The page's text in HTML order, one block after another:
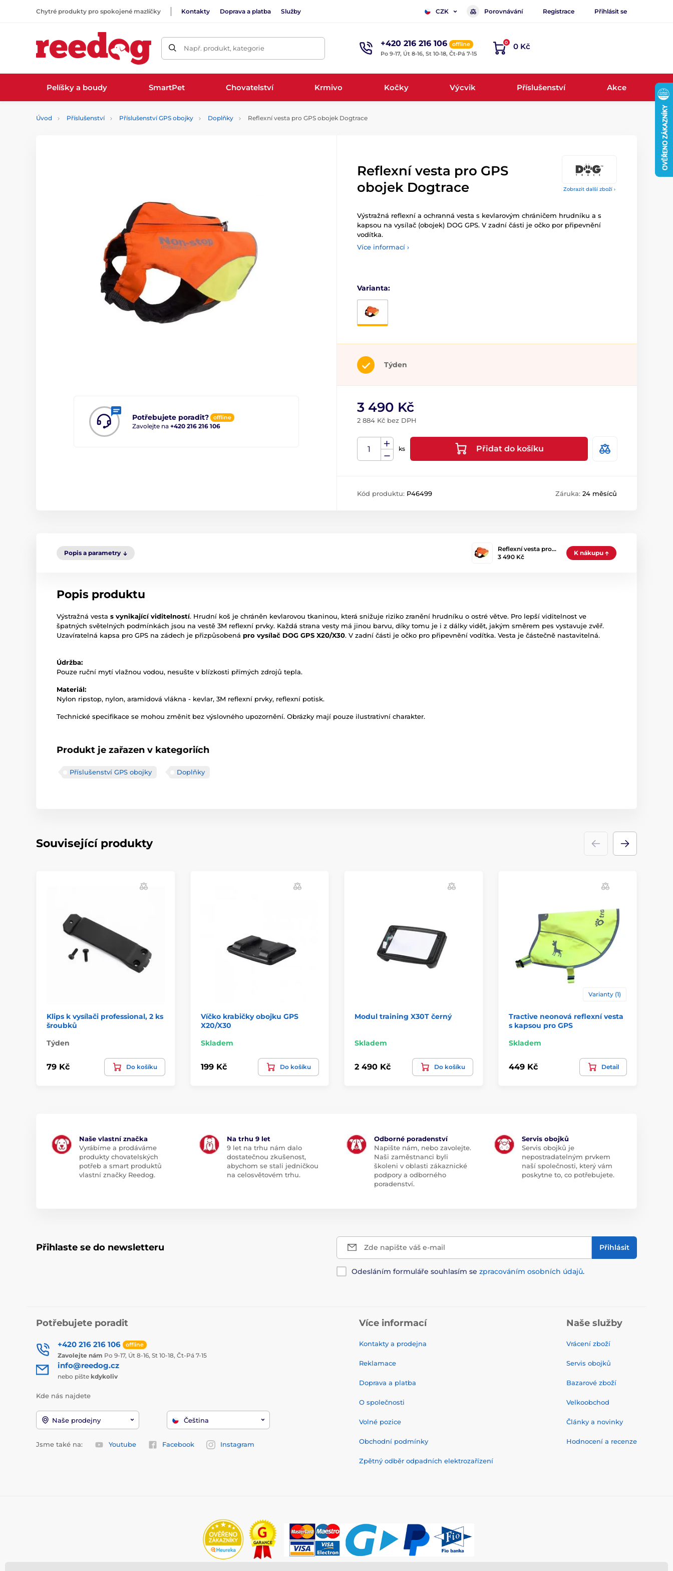
Chytré produkty pro spokojené mazlíčky Kontakty Doprava a platba Služby CZK Porovnávání Registrace Přihlásit se
Např. produkt, kategorie +420 216 216 106
offline
Po 9-17, Út 8-16, St 10-18, Čt-Pá 7-15
0 0 Kč
Pelíšky a boudy SmartPet Chovatelství Krmivo Kočky Výcvik Příslušenství Akce
Úvod Příslušenství Příslušenství GPS obojky Doplňky Reflexní vesta pro GPS obojek Dogtrace
Zobrazit další zboží ›
Potřebujete poradit? offline
Zavolejte na +420 216 216 106
Reflexní vesta pro GPS
obojek Dogtrace
Výstražná reflexní a ochranná vesta s kevlarovým chráničem hrudníku a s
kapsou na vysílač (obojek) DOG GPS. V zadní části je očko por připevnění
vodítka.
Více informací ›
Varianta:
Týden
3 490 Kč
2 884 Kč bez DPH
ks Přidat do košíku
Kód produktu: P46499 Záruka: 24 měsíců
Popis a parametry
Reflexní vesta pro…
3 490 Kč
K nákupu
Popis produktu
Výstražná vesta s vynikající viditelností. Hrudní koš je chráněn kevlarovou tkaninou, která snižuje riziko zranění hrudníku o ostré větve. Pro lepší viditelnost ve
špatných světelných podmínkách jsou na vestě 3M reflexní prvky. Každá strana vesty má jinou barvu, díky tomu je i z dálky vidět, jakým směrem pes vystavuje zvěř.
Uzavíratelná kapsa pro GPS na zádech je přizpůsobená pro vysílač DOG GPS X20/X30. V zadní části je očko pro připevnění vodítka. Vesta je částečně nastavitelná.
Údržba:
Pouze ruční mytí vlažnou vodou, nesušte v blízkosti přímých zdrojů tepla.
Materiál:
Nylon ripstop, nylon, aramidová vlákna - kevlar, 3M reflexní prvky, reflexní potisk.
Technické specifikace se mohou změnit bez výslovného upozornění. Obrázky mají pouze ilustrativní charakter.
Produkt je zařazen v kategoriích
Příslušenství GPS obojky Doplňky
Související produkty
Klips k vysílači professional, 2 ks
šroubků
Týden
79 Kč Do košíku
Víčko krabičky obojku GPS
X20/X30
Skladem
199 Kč Do košíku
Modul training X30T černý
Skladem
2 490 Kč Do košíku
Varianty (1)
Tractive neonová reflexní vesta
s kapsou pro GPS
Skladem
449 Kč Detail
Naše vlastní značka
Vyrábíme a prodáváme
produkty chovatelských
potřeb a smart produktů
vlastní značky Reedog.
Na trhu 9 let
9 let na trhu nám dalo
dostatečnou zkušenost,
abychom se stali jedničkou
na celosvětovém trhu.
Odborné poradenství
Napište nám, nebo zavolejte.
Naši zaměstnanci byli
školeni v oblasti zákaznické
podpory a odborného
poradenství.
Servis obojků
Servis obojků je
nepostradatelným prvkem
naší společnosti, který vám
poskytne to, co potřebujete.
Přihlaste se do newsletteru Zde napište váš e-mail Přihlásit
Odesláním formuláře souhlasím se zpracováním osobních údajů.
Potřebujete poradit
+420 216 216 106 offline
Zavolejte nám Po 9-17, Út 8-16, St 10-18, Čt-Pá 7-15
info@reedog.cz
nebo pište kdykoliv
Kde nás najdete
Naše prodejny Čeština
Jsme také na: Youtube Facebook Instagram
Více informací
Kontakty a prodejna
Reklamace
Doprava a platba
O společnosti
Volné pozice
Obchodní podmínky
Zpětný odběr odpadních elektrozařízení
Naše služby
Vrácení zboží
Servis obojků
Bazarové zboží
Velkoobchod
Články a novinky
Hodnocení a recenze